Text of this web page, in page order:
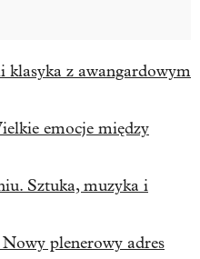
klasyka z awangardowym
emocje między
Sztuka, muzyka i
plenerowy adres